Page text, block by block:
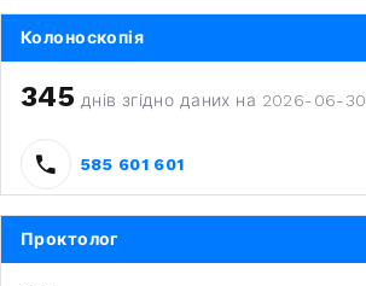
Колоноскопія
345 днів згідно даних на 2026-06-30
585 601 601
Проктолог